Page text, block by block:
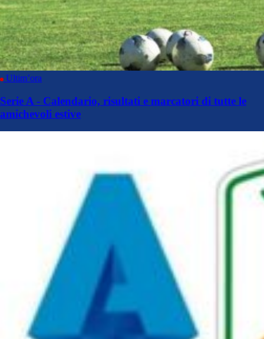
Ultim’ora
Serie A - Calendario, risultati e marcatori di tutte le
amichevoli estive